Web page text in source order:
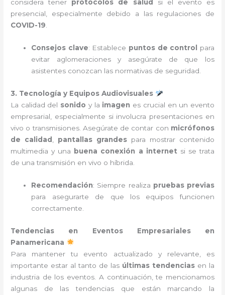
considera tener protocolos de salud
si el evento es
presencial, especialmente debido a las regulaciones de
COVID-19.
Consejos clave: Establece puntos de control
para
evitar aglomeraciones y asegúrate de que los
asistentes conozcan las normativas de seguridad.
3. Tecnología y Equipos Audiovisuales
La calidad del sonido y la imagen es crucial en un evento
empresarial, especialmente si involucra presentaciones en
vivo o transmisiones. Asegúrate de contar con micrófonos
de calidad
pantallas grandes para mostrar contenido
multimedia y una
buena conexión a internet si se trata
de una transmisión en vivo o híbrida.
Recomendación: Siempre realiza pruebas previas
para asegurarte de que los equipos funcionen
correctamente.
Tendencias en Eventos Empresariales en
Panamericana
Para mantener tu evento actualizado y relevante, es
importante estar al tanto de las últimas tendenciasen la
industria de los eventos. A continuación, te mencionamos
algunas de las tendencias que están marcando la